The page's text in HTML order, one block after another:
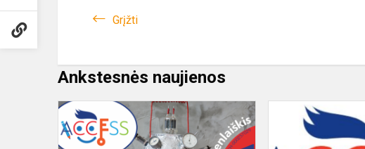
Grįžti
Ankstesnės naujienos
ERASMUS+
PROJEKTO